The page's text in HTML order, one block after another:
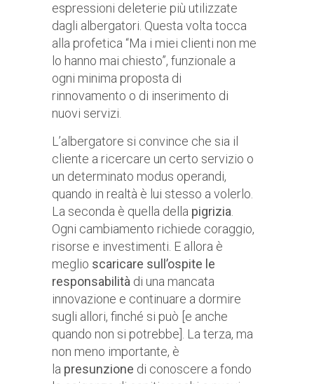
espressioni deleterie più utilizzate
dagli albergatori. Questa volta tocca
alla profetica “Ma i miei clienti non me
lo hanno mai chiesto”, funzionale a
ogni minima proposta di
rinnovamento o di inserimento di
nuovi servizi.
L’albergatore si convince che sia il
cliente a ricercare un certo servizio o
un determinato modus operandi,
quando in realtà è lui stesso a volerlo.
La seconda è quella della pigrizia.
Ogni cambiamento richiede coraggio,
risorse e investimenti. E allora è
meglio scaricare sull’ospite le
responsabilità di una mancata
innovazione e continuare a dormire
sugli allori, finché si può [e anche
quando non si potrebbe]. La terza, ma
non meno importante, è
la presunzione di conoscere a fondo